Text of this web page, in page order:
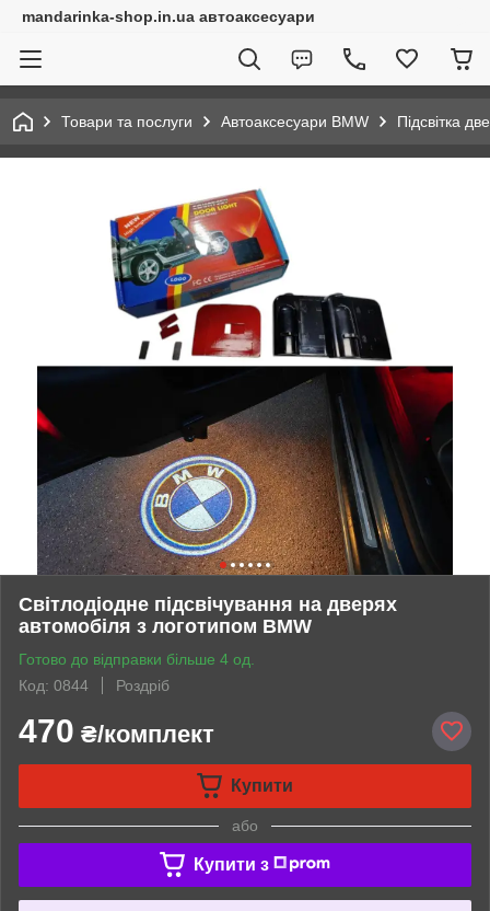
mandarinka-shop.in.ua автоаксесуари
Товари та послуги Автоаксесуари BMW Підсвітка
Світлодіодне підсвічування на дверях
автомобіля з логотипом BMW
Готово до відправки більше 4 од.
Код: 0844
Роздріб
470 ₴/комплект
Купити
або
Купити з